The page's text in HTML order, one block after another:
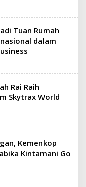
Tuan Rumah
dalam
Rai Raih
Skytrax World
Kemenkop
Kintamani Go